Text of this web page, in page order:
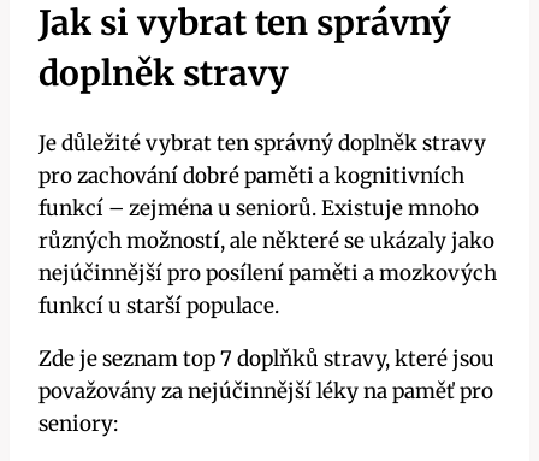
Jak si vybrat ten správný
doplněk stravy
Je důležité vybrat ten správný doplněk stravy
pro zachování dobré paměti a kognitivních
funkcí – zejména u seniorů. Existuje mnoho
různých možností, ale některé se ukázaly jako
nejúčinnější pro posílení paměti a mozkových
funkcí u starší populace.
Zde je seznam top 7 doplňků stravy, které jsou
považovány za nejúčinnější léky na paměť pro
seniory: